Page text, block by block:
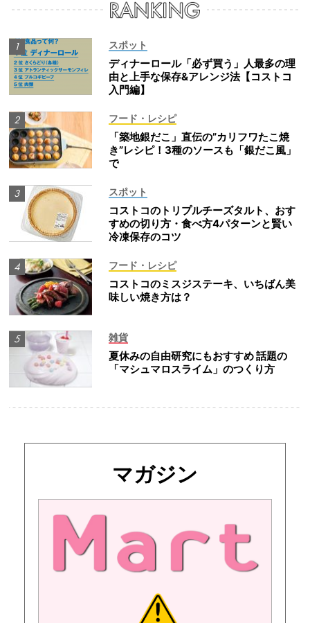
スポット
ディナーロール「必ず買う」人最多の理
由と上手な保存&アレンジ法【コストコ
入門編】
フード・レシピ
「築地銀だこ」直伝の”カリフワたこ焼
き”レシピ！3種のソースも「銀だこ風」
で
スポット
コストコのトリプルチーズタルト、おす
すめの切り方・食べ方4パターンと賢い
冷凍保存のコツ
フード・レシピ
コストコのミスジステーキ、いちばん美
味しい焼き方は？
雑貨
夏休みの自由研究にもおすすめ 話題の
「マシュマロスライム」のつくり方
マガジン